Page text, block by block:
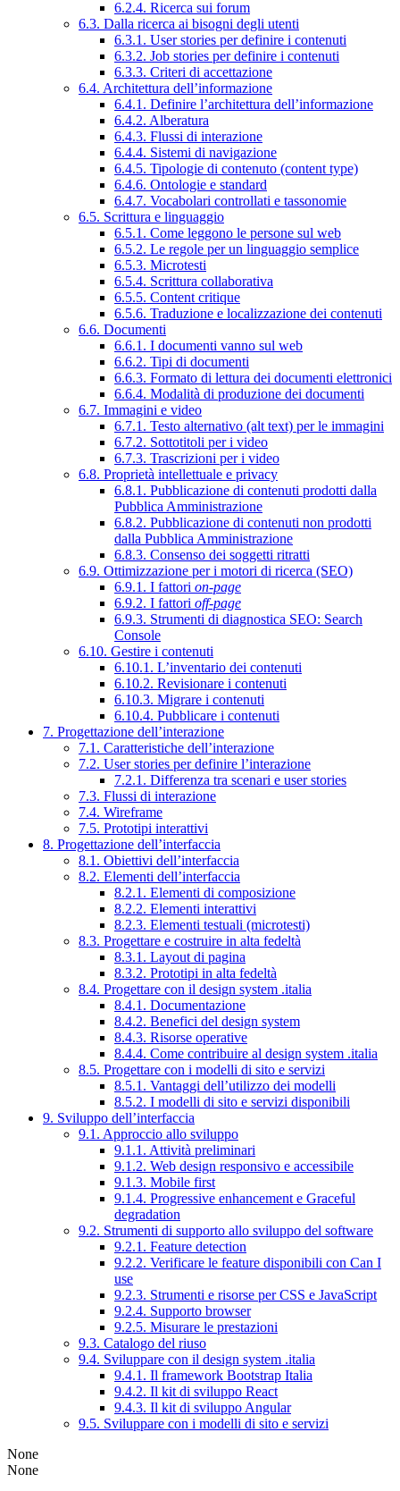
6.2.4. Ricerca sui forum
6.3. Dalla ricerca ai bisogni degli utenti
6.3.1. User stories per definire i contenuti
6.3.2. Job stories per definire i contenuti
6.3.3. Criteri di accettazione
6.4. Architettura dell’informazione
6.4.1. Definire l’architettura dell’informazione
6.4.2. Alberatura
6.4.3. Flussi di interazione
6.4.4. Sistemi di navigazione
6.4.5. Tipologie di contenuto (content type)
6.4.6. Ontologie e standard
6.4.7. Vocabolari controllati e tassonomie
6.5. Scrittura e linguaggio
6.5.1. Come leggono le persone sul web
6.5.2. Le regole per un linguaggio semplice
6.5.3. Microtesti
6.5.4. Scrittura collaborativa
6.5.5. Content critique
6.5.6. Traduzione e localizzazione dei contenuti
6.6. Documenti
6.6.1. I documenti vanno sul web
6.6.2. Tipi di documenti
6.6.3. Formato di lettura dei documenti elettronici
6.6.4. Modalità di produzione dei documenti
6.7. Immagini e video
6.7.1. Testo alternativo (alt text) per le immagini
6.7.2. Sottotitoli per i video
6.7.3. Trascrizioni per i video
6.8. Proprietà intellettuale e privacy
6.8.1. Pubblicazione di contenuti prodotti dalla
Pubblica Amministrazione
6.8.2. Pubblicazione di contenuti non prodotti
dalla Pubblica Amministrazione
6.8.3. Consenso dei soggetti ritratti
6.9. Ottimizzazione per i motori di ricerca (SEO)
6.9.1. I fattori on-page
6.9.2. I fattori off-page
6.9.3. Strumenti di diagnostica SEO: Search
Console
6.10. Gestire i contenuti
6.10.1. L’inventario dei contenuti
6.10.2. Revisionare i contenuti
6.10.3. Migrare i contenuti
6.10.4. Pubblicare i contenuti
7. Progettazione dell’interazione
7.1. Caratteristiche dell’interazione
7.2. User stories per definire l’interazione
7.2.1. Differenza tra scenari e user stories
7.3. Flussi di interazione
7.4. Wireframe
7.5. Prototipi interattivi
8. Progettazione dell’interfaccia
8.1. Obiettivi dell’interfaccia
8.2. Elementi dell’interfaccia
8.2.1. Elementi di composizione
8.2.2. Elementi interattivi
8.2.3. Elementi testuali (microtesti)
8.3. Progettare e costruire in alta fedeltà
8.3.1. Layout di pagina
8.3.2. Prototipi in alta fedeltà
8.4. Progettare con il design system .italia
8.4.1. Documentazione
8.4.2. Benefici del design system
8.4.3. Risorse operative
8.4.4. Come contribuire al design system .italia
8.5. Progettare con i modelli di sito e servizi
8.5.1. Vantaggi dell’utilizzo dei modelli
8.5.2. I modelli di sito e servizi disponibili
9. Sviluppo dell’interfaccia
9.1. Approccio allo sviluppo
9.1.1. Attività preliminari
9.1.2. Web design responsivo e accessibile
9.1.3. Mobile first
9.1.4. Progressive enhancement e Graceful
degradation
9.2. Strumenti di supporto allo sviluppo del software
9.2.1. Feature detection
9.2.2. Verificare le feature disponibili con Can I
use
9.2.3. Strumenti e risorse per CSS e JavaScript
9.2.4. Supporto browser
9.2.5. Misurare le prestazioni
9.3. Catalogo del riuso
9.4. Sviluppare con il design system .italia
9.4.1. Il framework Bootstrap Italia
9.4.2. Il kit di sviluppo React
9.4.3. Il kit di sviluppo Angular
9.5. Sviluppare con i modelli di sito e servizi
None
None